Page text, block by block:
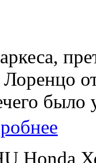
было
Honda